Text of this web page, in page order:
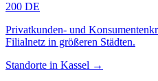
200 DE
Privatkunden- und
Filialnetz in größeren Städten.
Standorte in Kassel →